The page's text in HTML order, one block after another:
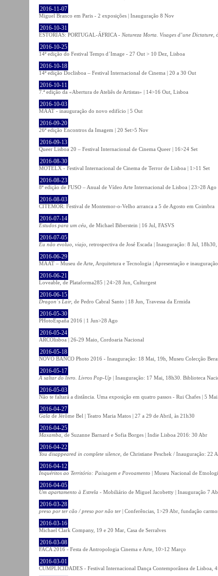
2016-11-07
Miguel Branco em Paris - 2 exposições | Inauguração 8 Nov
2016-10-31
ESTÓRIAS: PORTUGAL-ÁFRICA - Natureza Morta. Visages d’une Dictature
2016-10-25
14ª edição do Festival Temps d´Image - 27 Out > 10 Dez, Lisboa
2016-10-18
14ª edição Doclisboa – Festival Internacional de Cinema | 20 a 30 Out
2016-10-11
7.ª edição da «Abertura de Ateliês de Artistas» | 14>16 Out, Lisboa
2016-10-03
MAAT - inauguração do novo edifício | 5 Out
2016-09-20
26ª edição Encontros da Imagem | 20 Set>5 Nov
2016-09-13
Queer Lisboa 20 – Festival Internacional de Cinema Queer | 16>24 Set
2016-08-30
MOTELX - Festival Internacional de Cinema de Terror de Lisboa | 1>11 Set
2016-08-23
8ª edição de FUSO – Anual de Vídeo Arte Internacional de Lisboa | 23>28 Ago
2016-08-03
CITEMOR: Festival de Montemor-o-Velho arranca a 5 de Agosto em Coimbra
2016-07-14
Estudos para um céu , de Michael Biberstein | 16 Jul, FASVS
2016-07-05
Eu não evoluo, viajo , retrospectiva de José Escada | Inauguração: 8 Jul,
2016-06-29
MAAT – Museu de Arte, Arquitetura e Tecnologia | Apresentação e
2016-06-21
Loveable, de Plataforma285 | 24>28 Jun, Culturgest
2016-06-15
Dragon´s Lair, de Pedro Cabral Santo | 18 Jun, Travessa da Ermida
2016-05-30
PHotoEspaña 2016 | 1 Jun>28 Ago
2016-05-24
ARCOlisboa | 26-29 Maio, Cordoaria Nacional
2016-05-18
NOVO BANCO Photo 2016 - Inauguração: 18 Mai, 19h, Museu Colecção
2016-05-17
A saltar do livro. Livros Pop-Up | Inauguração: 17 Mai, 18h30. Biblioteca
2016-05-03
Não te faltará a distância. Uma exposição em quatro passos - Rui Chafes | 5
2016-04-27
Gala de Jérôme Bel | Teatro Maria Matos | 27 a 29 de Abril, às 21h30
2016-04-25
Maxamba , de Suzanne Barnard e Sofia Borges | Indie Lisboa 2016: 30 Abr
2016-04-22
You disappeared in complete silence , de Christiane Peschek / Inauguração: 22
2016-04-12
Inquéritos ao Território: Paisagem e Povoamento | Museu Nacional de
2016-04-05
Um apartamento à Estrela - Mobiliário de Miguel Jacobetty | Inauguração 7
2016-03-28
preso por ter cão / preso por não ter| Conferências, 1>29 Abr, fundação
2016-03-16
Michael Clark Company, 19 e 20 Mar, Casa de Serralves
2016-03-08
FACA 2016 - Festa de Antropologia Cinema e Arte, 10>12 Março
2016-03-01
CUMPLICIDADES - Festival Internacional Dança Contemporânea de Lisboa,